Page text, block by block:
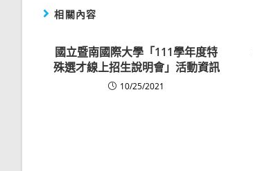
相關內容
國立暨南國際大學「111學年度特
殊選才線上招生說明會」活動資訊
10/25/2021